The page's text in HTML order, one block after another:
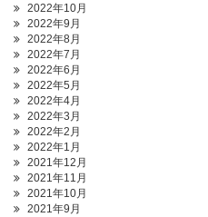
2022年10月
2022年9月
2022年8月
2022年7月
2022年6月
2022年5月
2022年4月
2022年3月
2022年2月
2022年1月
2021年12月
2021年11月
2021年10月
2021年9月